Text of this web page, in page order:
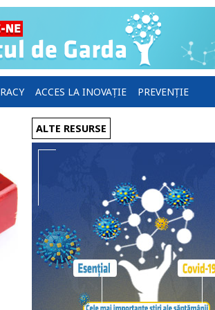
ACCES LA INOVAȚIE PREVENȚIE
ALTE RESURSE